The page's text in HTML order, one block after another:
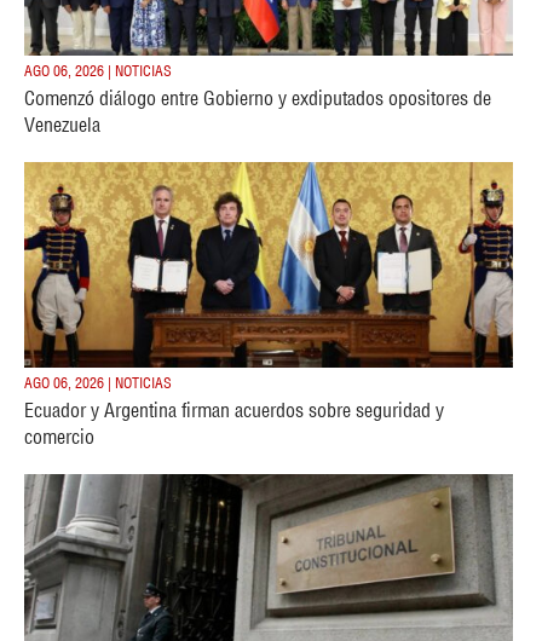
AGO 06, 2026 | NOTICIAS
Comenzó diálogo entre Gobierno y exdiputados opositores de
Venezuela
AGO 06, 2026 | NOTICIAS
Ecuador y Argentina firman acuerdos sobre seguridad y
comercio